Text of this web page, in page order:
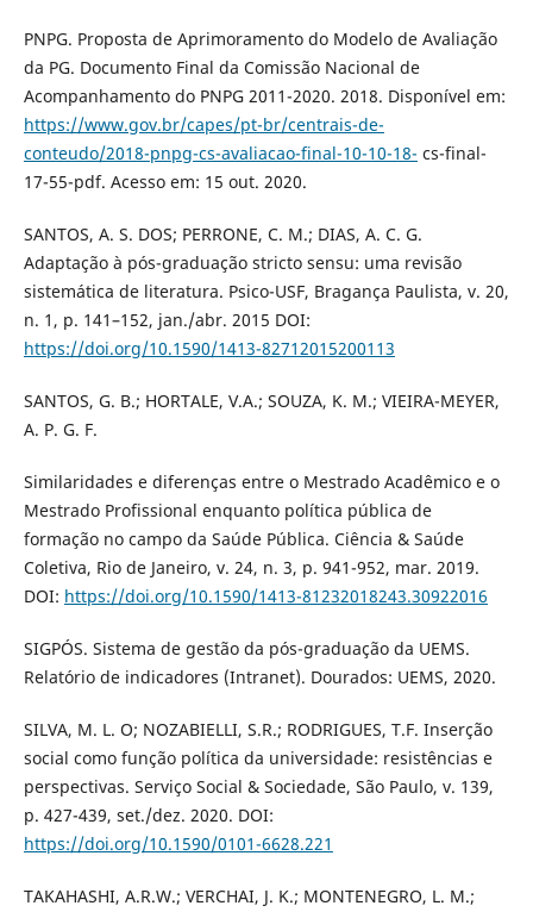
PNPG. Proposta de Aprimoramento do Modelo de Avaliação
da PG. Documento Final da Comissão Nacional de
Acompanhamento do PNPG 2011-2020. 2018. Disponível em:
https://www.gov.br/capes/pt-br/centrais-de-
conteudo/2018-pnpg-cs-avaliacao-final-10-10-18- cs-final-
17-55-pdf. Acesso em: 15 out. 2020.
SANTOS, A. S. DOS; PERRONE, C. M.; DIAS, A. C. G.
Adaptação à pós-graduação stricto sensu: uma revisão
sistemática de literatura. Psico-USF, Bragança Paulista, v. 20,
n. 1, p. 141–152, jan./abr. 2015 DOI:
https://doi.org/10.1590/1413-82712015200113
SANTOS, G. B.; HORTALE, V.A.; SOUZA, K. M.; VIEIRA-MEYER,
A. P. G. F.
Similaridades e diferenças entre o Mestrado Acadêmico e o
Mestrado Profissional enquanto política pública de
formação no campo da Saúde Pública. Ciência & Saúde
Coletiva, Rio de Janeiro, v. 24, n. 3, p. 941-952, mar. 2019.
DOI: https://doi.org/10.1590/1413-81232018243.30922016
SIGPÓS. Sistema de gestão da pós-graduação da UEMS.
Relatório de indicadores (Intranet). Dourados: UEMS, 2020.
SILVA, M. L. O; NOZABIELLI, S.R.; RODRIGUES, T.F. Inserção
social como função política da universidade: resistências e
perspectivas. Serviço Social & Sociedade, São Paulo, v. 139,
p. 427-439, set./dez. 2020. DOI:
https://doi.org/10.1590/0101-6628.221
TAKAHASHI, A.R.W.; VERCHAI, J. K.; MONTENEGRO, L. M.;